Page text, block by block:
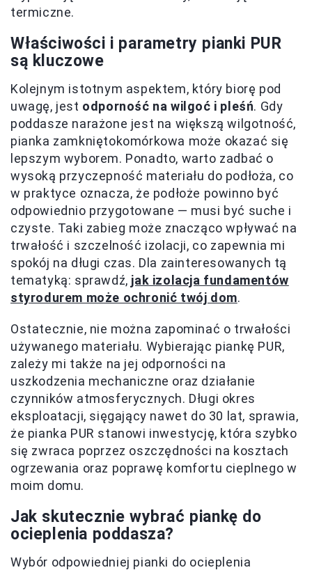
termiczne.
Właściwości i parametry pianki PUR
są kluczowe
Kolejnym istotnym aspektem, który biorę pod
uwagę, jest odporność na wilgoć i pleśń. Gdy
poddasze narażone jest na większą wilgotność,
pianka zamkniętokomórkowa może okazać się
lepszym wyborem. Ponadto, warto zadbać o
wysoką przyczepność materiału do podłoża, co
w praktyce oznacza, że podłoże powinno być
odpowiednio przygotowane — musi być suche i
czyste. Taki zabieg może znacząco wpływać na
trwałość i szczelność izolacji, co zapewnia mi
spokój na długi czas. Dla zainteresowanych tą
tematyką: sprawdź, jak izolacja fundamentów
styrodurem może ochronić twój dom.
Ostatecznie, nie można zapominać o trwałości
używanego materiału. Wybierając piankę PUR,
zależy mi także na jej odporności na
uszkodzenia mechaniczne oraz działanie
czynników atmosferycznych. Długi okres
eksploatacji, sięgający nawet do 30 lat, sprawia,
że pianka PUR stanowi inwestycję, która szybko
się zwraca poprzez oszczędności na kosztach
ogrzewania oraz poprawę komfortu cieplnego w
moim domu.
Jak skutecznie wybrać piankę do
ocieplenia poddasza?
Wybór odpowiedniej pianki do ocieplenia